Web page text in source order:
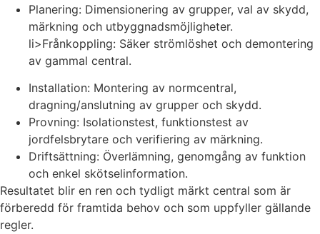
Planering: Dimensionering av grupper, val av skydd,
märkning och utbyggnadsmöjligheter.
li>Frånkoppling: Säker strömlöshet och demontering
av gammal central.
Installation: Montering av normcentral,
dragning/anslutning av grupper och skydd.
Provning: Isolationstest, funktionstest av
jordfelsbrytare och verifiering av märkning.
Driftsättning: Överlämning, genomgång av funktion
och enkel skötselinformation.
Resultatet blir en ren och tydligt märkt central som är
förberedd för framtida behov och som uppfyller gällande
regler.